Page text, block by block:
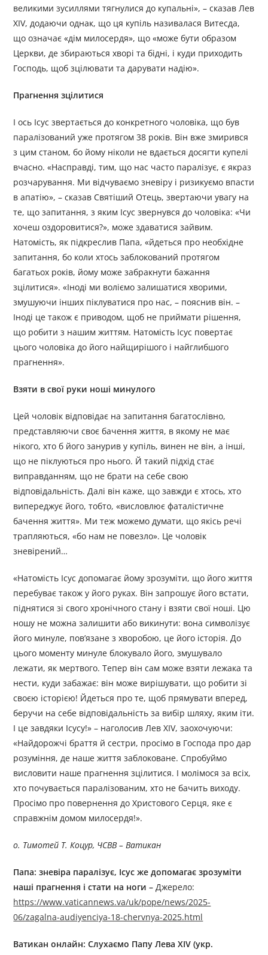
великими зусиллями тягнулися до купальні», – сказав Лев
XIV, додаючи однак, що ця купіль називалася Витесда,
що означає «дім милосердя», що «може бути образом
Церкви, де збираються хворі та бідні, і куди приходить
Господь, щоб зцілювати та дарувати надію».
Прагнення зцілитися
І ось Ісус звертається до конкретного чоловіка, що був
паралізований уже протягом 38 років. Він вже змирився
з цим станом, бо йому ніколи не вдається досягти купелі
вчасно. «Насправді, тим, що нас часто паралізує, є якраз
розчарування. Ми відчуваємо зневіру і ризикуємо впасти
в апатію», – сказав Святіший Отець, звертаючи увагу на
те, що запитання, з яким Ісус звернувся до чоловіка: «Чи
хочеш оздоровитися?», може здаватися зайвим.
Натомість, як підкреслив Папа, «йдеться про необхідне
запитання, бо коли хтось заблокований протягом
багатьох років, йому може забракнути бажання
зцілитися». «Іноді ми воліємо залишатися хворими,
змушуючи інших піклуватися про нас, – пояснив він. –
Іноді це також є приводом, щоб не приймати рішення,
що робити з нашим життям. Натомість Ісус повертає
цього чоловіка до його найщирішого і найглибшого
прагнення».
Взяти в свої руки ноші минулого
Цей чоловік відповідає на запитання багатослівно,
представляючи своє бачення життя, в якому не має
нікого, хто б його занурив у купіль, винен не він, а інші,
що не піклуються про нього. Й такий підхід стає
виправданням, що не брати на себе свою
відповідальність. Далі він каже, що завжди є хтось, хто
випереджує його, тобто, «висловлює фаталістичне
бачення життя». Ми теж можемо думати, що якісь речі
трапляються, «бо нам не повезло». Це чоловік
зневірений…
«Натомість Ісус допомагає йому зрозуміти, що його життя
перебуває також у його руках. Він запрошує його встати,
піднятися зі свого хронічного стану і взяти свої ноші. Цю
ношу не можна залишити або викинути: вона символізує
його минуле, пов’язане з хворобою, це його історія. До
цього моменту минуле блокувало його, змушувало
лежати, як мертвого. Тепер він сам може взяти лежака та
нести, куди забажає: він може вирішувати, що робити зі
своєю історією! Йдеться про те, щоб прямувати вперед,
беручи на себе відповідальність за вибір шляху, яким іти.
І це завдяки Ісусу!» – наголосив Лев XIV, заохочуючи:
«Найдорожчі браття й сестри, просімо в Господа про дар
розуміння, де наше життя заблоковане. Спробуймо
висловити наше прагнення зцілитися. І молімося за всіх,
хто почувається паралізованим, хто не бачить виходу.
Просімо про повернення до Христового Серця, яке є
справжнім домом милосердя!».
о. Тимотей Т. Коцур, ЧСВВ – Ватикан
Папа: зневіра паралізує, Ісус же допомагає зрозуміти
наші прагнення і стати на ноги –Джерелo:
https://www.vaticannews.va/uk/pope/news/2025-
06/zagalna-audiyenciya-18-chervnya-2025.html
Ватикан онлайн: Слухаємо Папу Лева XIV (укр.